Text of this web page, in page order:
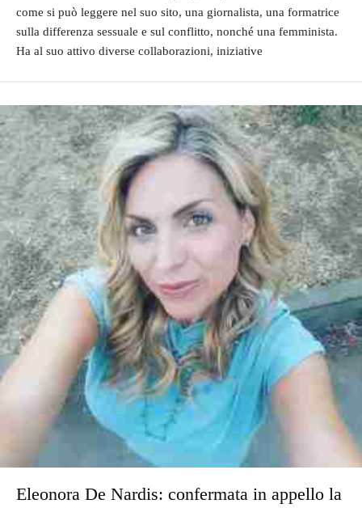
come si può leggere nel suo sito, una giornalista, una formatrice
sulla differenza sessuale e sul conflitto, nonché una femminista.
Ha al suo attivo diverse collaborazioni, iniziative
Eleonora De Nardis: confermata in appello la